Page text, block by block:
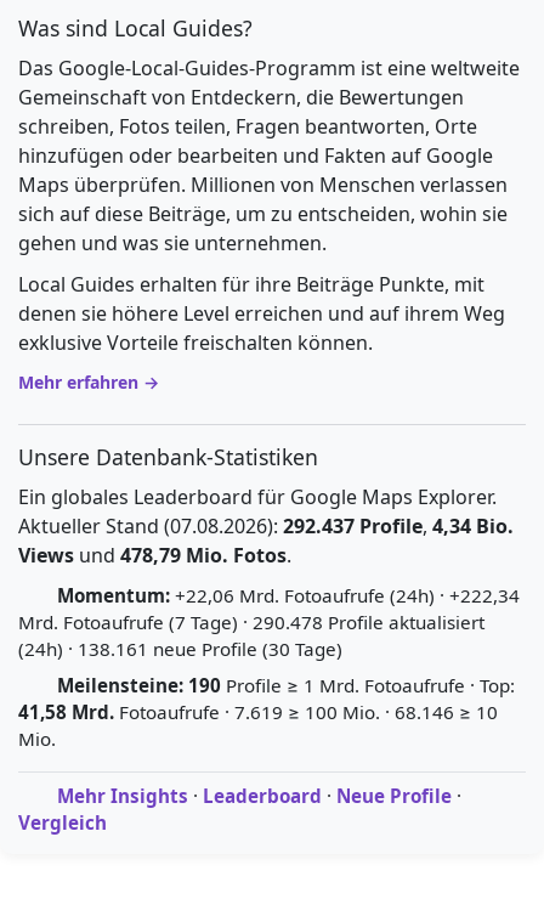
Was sind Local Guides?
Das Google-Local-Guides-Programm ist eine weltweite
Gemeinschaft von Entdeckern, die Bewertungen
schreiben, Fotos teilen, Fragen beantworten, Orte
hinzufügen oder bearbeiten und Fakten auf Google
Maps überprüfen. Millionen von Menschen verlassen
sich auf diese Beiträge, um zu entscheiden, wohin sie
gehen und was sie unternehmen.
Local Guides erhalten für ihre Beiträge Punkte, mit
denen sie höhere Level erreichen und auf ihrem Weg
exklusive Vorteile freischalten können.
Mehr erfahren →
Unsere Datenbank-Statistiken
Ein globales Leaderboard für Google Maps Explorer.
Aktueller Stand (07.08.2026): 292.437 Profile, 4,34 Bio.
Views und 478,79 Mio. Fotos.
Momentum: +22,06 Mrd. Fotoaufrufe (24h) · +222,34
Mrd. Fotoaufrufe (7 Tage) · 290.478 Profile aktualisiert
(24h) · 138.161 neue Profile (30 Tage)
Meilensteine: 190 Profile ≥ 1 Mrd. Fotoaufrufe · Top:
41,58 Mrd. Fotoaufrufe · 7.619 ≥ 100 Mio. · 68.146 ≥ 10
Mio.
Mehr Insights · Leaderboard · Neue Profile ·
Vergleich